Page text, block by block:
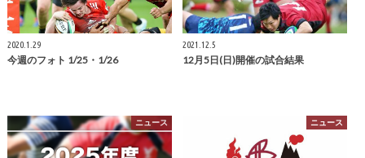
2020.1.29
今週のフォト 1/25・1/26
2021.12.5
12月5日(日)開催の試合結果
ニュース ニュース